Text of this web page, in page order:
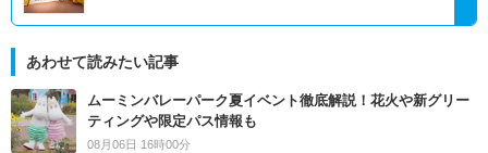
あわせて読みたい記事
ムーミンバレーパーク夏イベント徹底解説！花火や新グリー
ティングや限定パス情報も
08月06日 16時00分